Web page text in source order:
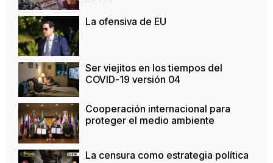
La ofensiva de EU
Ser viejitos en los tiempos del
COVID-19 versión 04
Cooperación internacional para
proteger el medio ambiente
La censura como estrategia política